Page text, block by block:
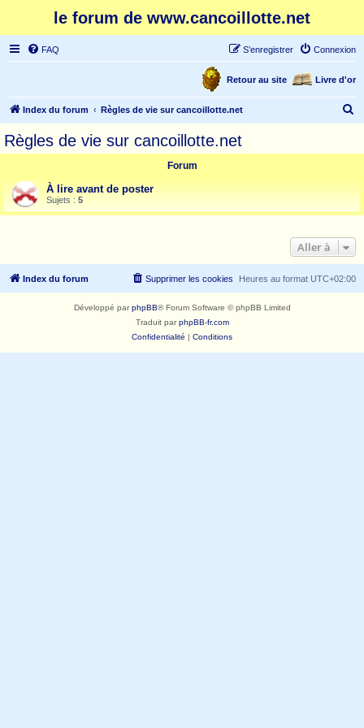
le forum de www.cancoillotte.net
FAQ Connexion
S’enregistrer
Livre d'or
Retour au site
Index du forum Règles de vie sur cancoillotte.net
e
r
Règles de vie sur cancoillotte.net
Forum
À lire avant de poster
Sujets : 5
Aller à
Index du forum Heures au format UTC+02:00
Supprimer les cookies
Développé parphpBB® Forum Software © phpBB Limited
Traduit parphpBB-fr.com
Confidentialité | Conditions